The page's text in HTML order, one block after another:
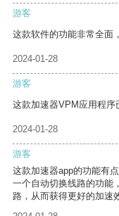
游客
这款软件的功能非常全面
2024-01-28
游客
这款加速器VPM应用程序
2024-01-28
游客
这款加速器app的功能有
一个自动切换线路的功能
路，从而获得更好的加速